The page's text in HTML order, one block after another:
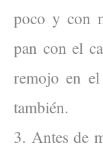
poco y con
pan con el
remojo en
también.
3. Antes de